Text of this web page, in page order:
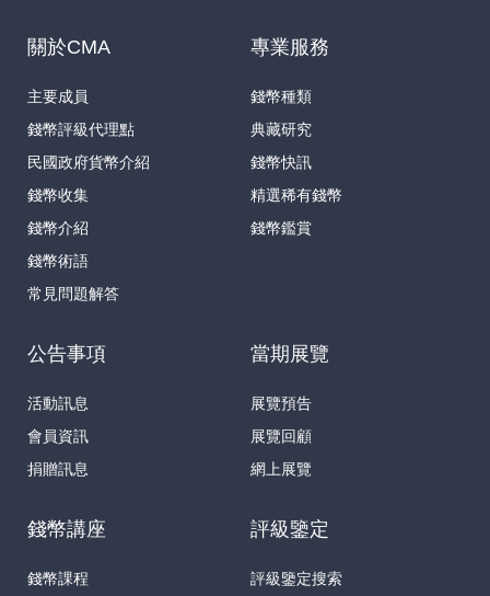
關於CMA
主要成員
錢幣評級代理點
民國政府貨幣介紹
錢幣收集
錢幣介紹
錢幣術語
常見問題解答
專業服務
錢幣種類
典藏研究
錢幣快訊
精選稀有錢幣
錢幣鑑賞
公告事項
活動訊息
會員資訊
捐贈訊息
當期展覽
展覽預告
展覽回顧
網上展覽
錢幣講座
錢幣課程
評級鑒定
評級鑒定搜索